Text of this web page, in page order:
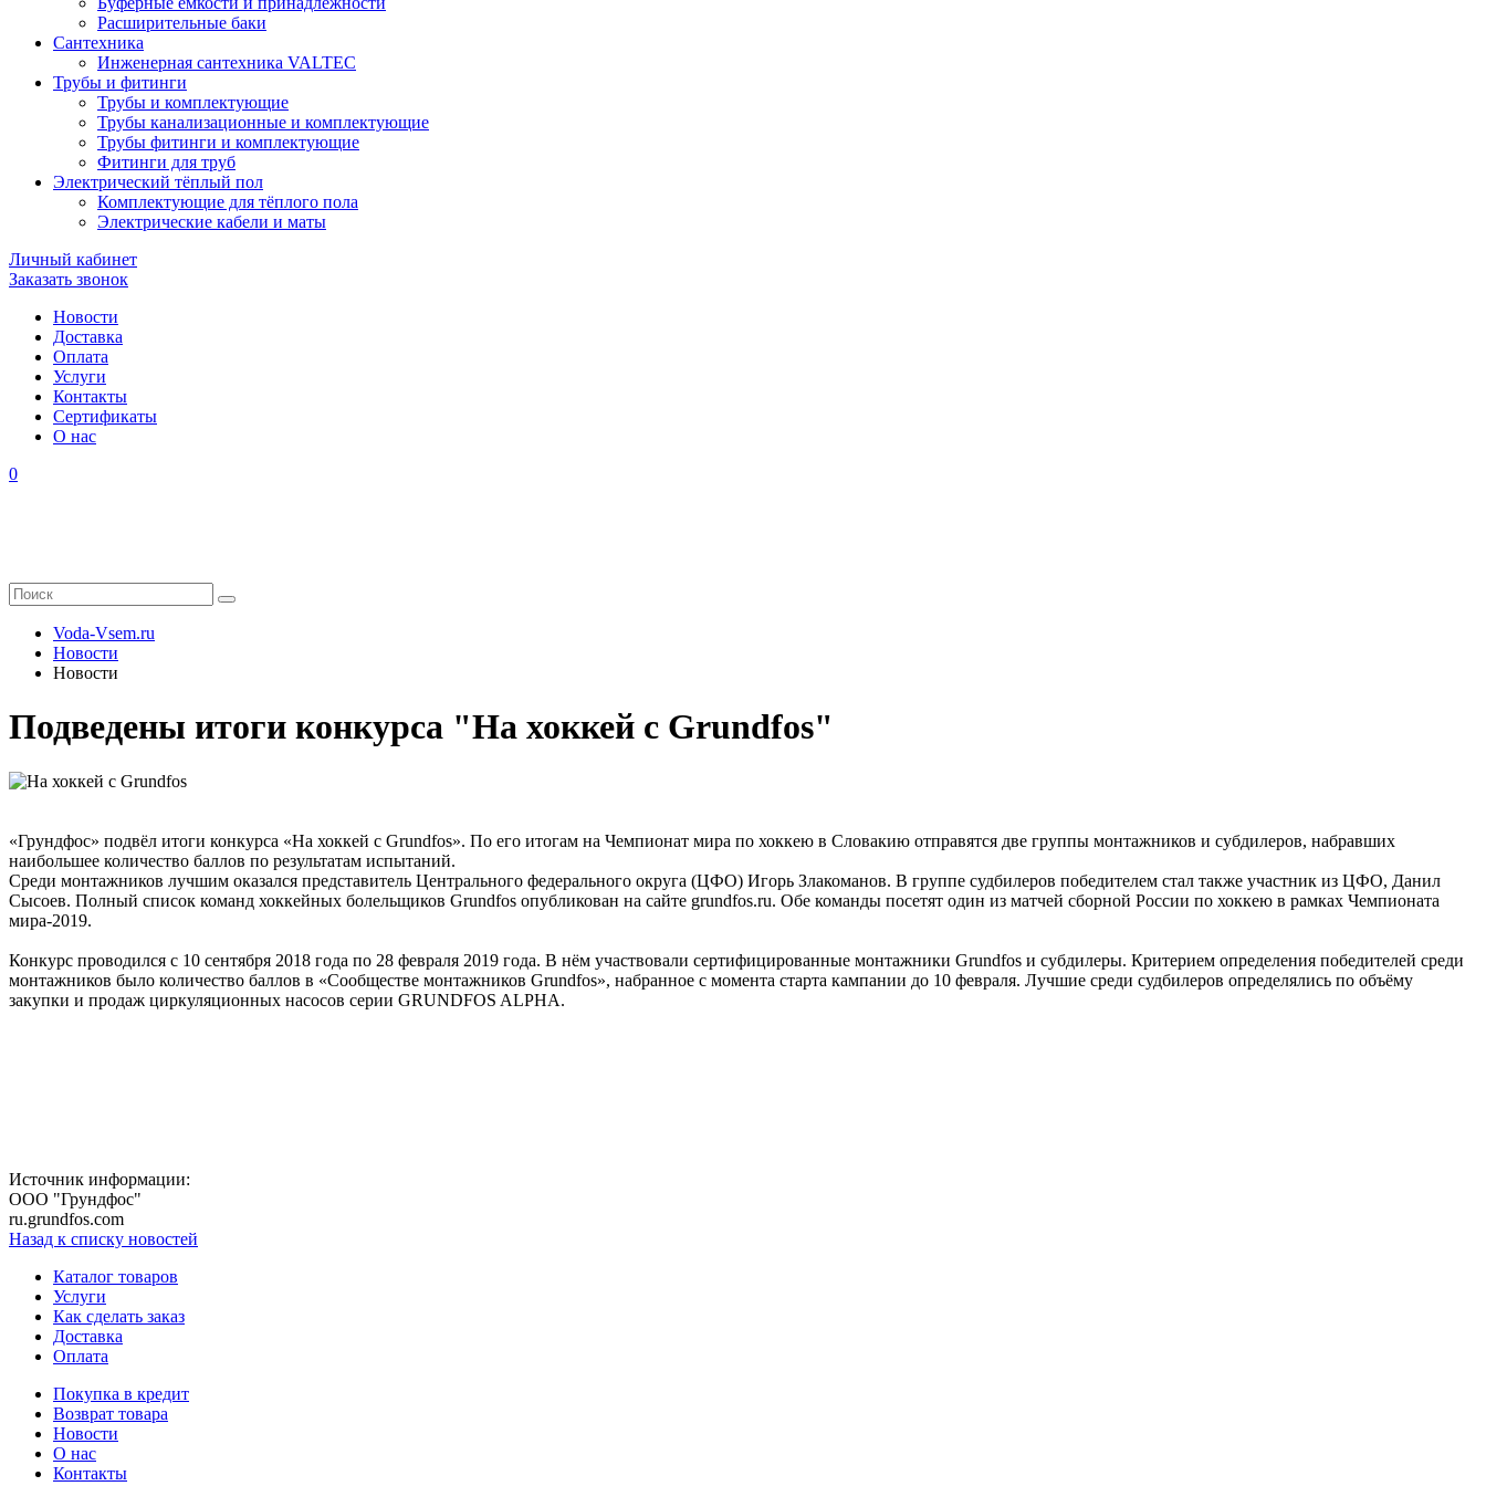
Расширительные баки
Сантехника
Инженерная сантехника VALTEC
Трубы и фитинги
Трубы и комплектующие
Трубы канализационные и комплектующие
Трубы фитинги и комплектующие
Фитинги для труб
Электрический тёплый пол
Комплектующие для тёплого пола
Электрические кабели и маты
Личный кабинет
Заказать звонок
Новости
Доставка
Оплата
Услуги
Контакты
Cертификаты
О нас
0
Voda-Vsem.ru
Новости
Новости
Подведены итоги конкурса "На хоккей с Grundfos"
«Грундфос» подвёл итоги конкурса «На хоккей с Grundfos». По его итогам на Чемпионат мира по хоккею в Словакию отправятся две группы монтажников и субдилеров, набравших
наибольшее количество баллов по результатам испытаний.
Среди монтажников лучшим оказался представитель Центрального федерального округа (ЦФО) Игорь Злакоманов. В группе судбилеров победителем стал также участник из ЦФО, Данил
Сысоев. Полный список команд хоккейных болельщиков Grundfos опубликован на сайте grundfos.ru. Обе команды посетят один из матчей сборной России по хоккею в рамках Чемпионата
мира-2019.
Конкурс проводился с 10 сентября 2018 года по 28 февраля 2019 года. В нём участвовали сертифицированные монтажники Grundfos и субдилеры. Критерием определения победителей среди
монтажников было количество баллов в «Сообществе монтажников Grundfos», набранное с момента старта кампании до 10 февраля. Лучшие среди судбилеров определялись по объёму
закупки и продаж циркуляционных насосов серии GRUNDFOS ALPHA.
Источник информации:
ООО "Грундфос"
ru.grundfos.com
Назад к списку новостей
Каталог товаров
Услуги
Как сделать заказ
Доставка
Оплата
Покупка в кредит
Возврат товара
Новости
О нас
Контакты